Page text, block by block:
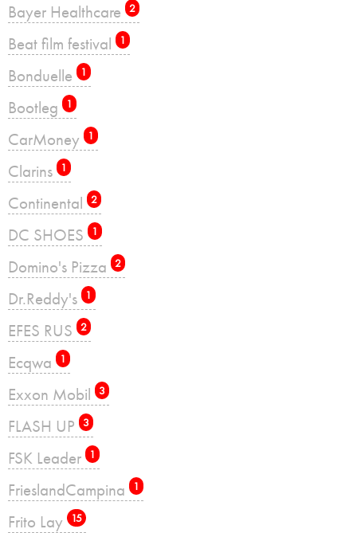
Bayer Healthcare 2
Beat film festival 1
Bonduelle 1
Bootleg 1
CarMoney 1
Clarins 1
Continental 2
DC SHOES 1
Domino's Pizza 2
Dr.Reddy's 1
EFES RUS 2
Ecqwa 1
Exxon Mobil 3
FLASH UP 3
FSK Leader 1
FrieslandCampina 1
Frito Lay 15